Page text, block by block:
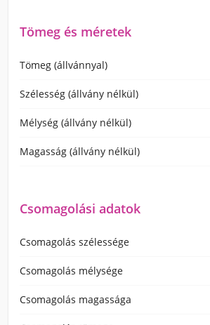
Tömeg és méretek
Tömeg (állvánnyal)
Szélesség (állvány nélkül)
Mélység (állvány nélkül)
Magasság (állvány nélkül)
Csomagolási adatok
Csomagolás szélessége
Csomagolás mélysége
Csomagolás magassága